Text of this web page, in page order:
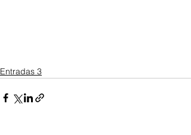
Entradas 3